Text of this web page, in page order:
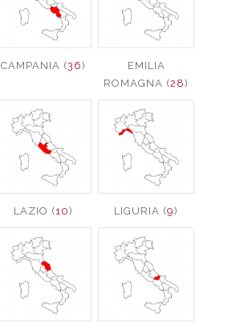
CAMPANIA (36)
EMILIA
ROMAGNA (28)
LAZIO (10) LIGURIA (9)